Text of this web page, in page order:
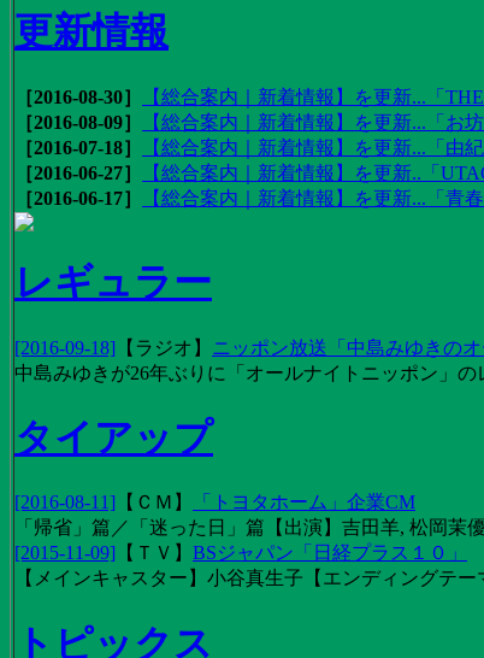
更新情報
［2016-08-30］
【総合案内｜新着情報】を更新...「
［2016-08-09］
【総合案内｜新着情報】を更新...「お
［2016-07-18］
【総合案内｜新着情報】を更新...「由
［2016-06-27］
【総合案内｜新着情報】を更新..「
［2016-06-17］
【総合案内｜新着情報】を更新...「青
レギュラー
[2016-09-18] 【 ラジオ 】 ニッポン放送「中島みゆきの
中島みゆきが26年ぶりに「オールナイトニッポン」
タイアップ
[2016-08-11] 【 ＣＭ 】
「トヨタホーム」企業CM
「帰省」篇／「迷った日」篇【出演】吉田羊, 松岡茉
[2015-11-09] 【 ＴＶ 】 BSジャパン「日経プラス１０」
【メインキャスター】小谷真生子【エンディングテ
トピックス